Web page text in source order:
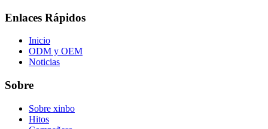
Enlaces Rápidos
Inicio
ODM y OEM
Noticias
Sobre
Sobre xinbo
Hitos